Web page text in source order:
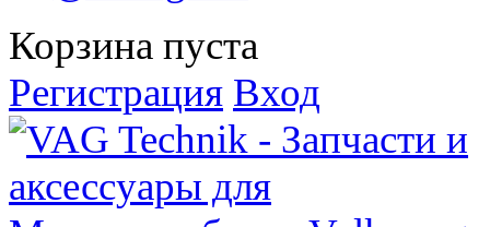
Корзина пуста
Регистрация Вход